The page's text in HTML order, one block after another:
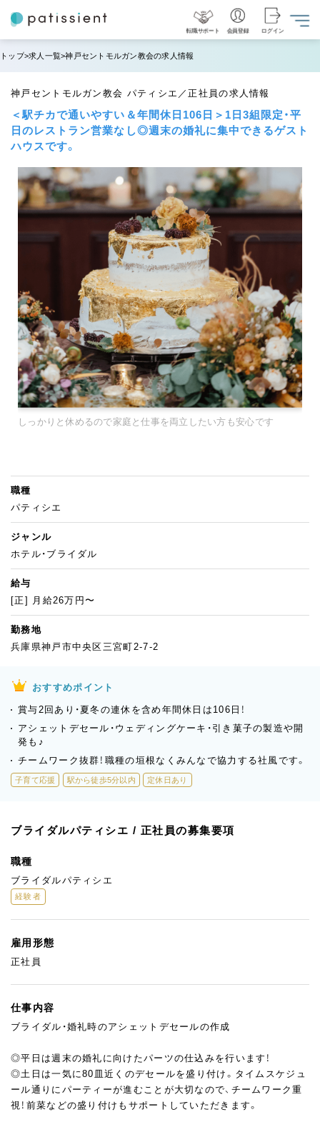
転職サポート 会員登録 ログイン
トップ 求人一覧 神戸セントモルガン教会の求人情報
神戸セントモルガン教会 パティシエ／正社員の求人情報
＜駅チカで通いやすい＆年間休日106日＞1日3組限定・平
日のレストラン営業なし◎週末の婚礼に集中できるゲスト
ハウスです。
しっかりと休めるので家庭と仕事を両立したい方も安心です
職種
パティシエ
ジャンル
ホテル・ブライダル
給与
[正] 月給26万円〜
勤務地
兵庫県神戸市中央区三宮町2-7-2
おすすめポイント
賞与2回あり・夏冬の連休を含め年間休日は106日！
アシェットデセール・ウェディングケーキ・引き菓子の製造や開
発も♪
チームワーク抜群！職種の垣根なくみんなで協力する社風です。
子育て応援 駅から徒歩5分以内 定休日あり
ブライダルパティシエ / 正社員の募集要項
職種
ブライダルパティシエ
経験者
雇用形態
正社員
仕事内容
ブライダル・婚礼時のアシェットデセールの作成
◎平日は週末の婚礼に向けたパーツの仕込みを行います！
◎土日は一気に80皿近くのデセールを盛り付け。タイムスケジュ
ール通りにパーティーが進むことが大切なので、チームワーク重
視！前菜などの盛り付けもサポートしていただきます。